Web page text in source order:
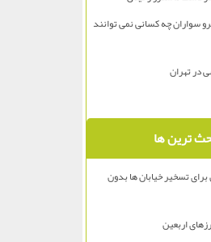
سواران چه کسانی نمی توانند
در تهران
ترین ها
تسخیر خیابان ها بدون
اربعین